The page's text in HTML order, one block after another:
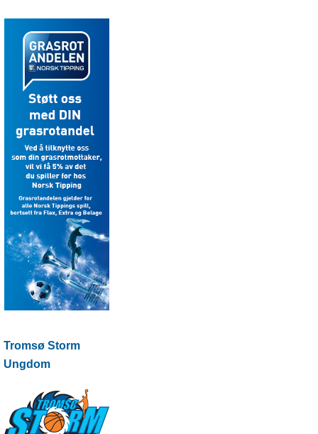
Tromsø Storm
Ungdom